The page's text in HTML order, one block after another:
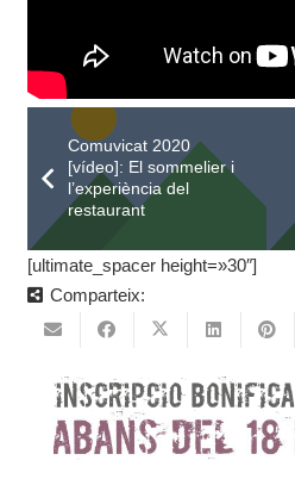
Comuvicat 2020
[vídeo]: El sommelier i
l’experiència del
restaurant
[ultimate_spacer height=»30″]
Comparteix: